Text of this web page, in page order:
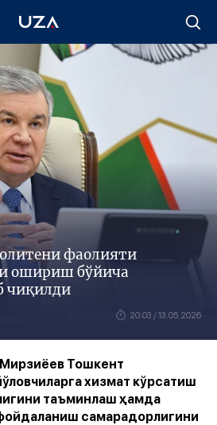
фаолияти
ошириш бўйича
чиқилди
20:03 / 13.05.2026
Тошкент
хизмат кўрсатиш
таъминлаш ҳамда
самарадорлигини